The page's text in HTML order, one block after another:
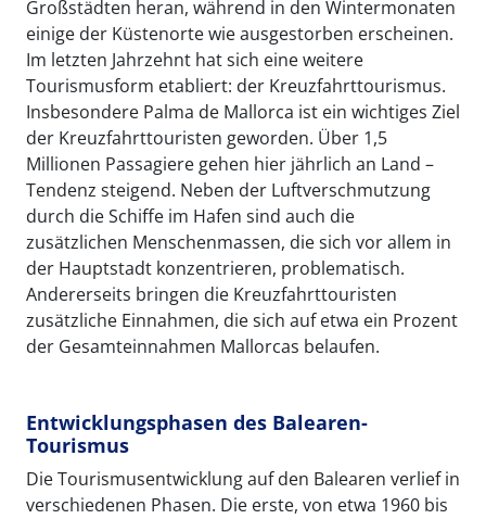
Großstädten heran, während in den Wintermonaten
einige der Küstenorte wie ausgestorben erscheinen.
Im letzten Jahrzehnt hat sich eine weitere
Tourismusform etabliert: der Kreuzfahrttourismus.
Insbesondere Palma de Mallorca ist ein wichtiges Ziel
der Kreuzfahrttouristen geworden. Über 1,5
Millionen Passagiere gehen hier jährlich an Land –
Tendenz steigend. Neben der Luftverschmutzung
durch die Schiffe im Hafen sind auch die
zusätzlichen Menschenmassen, die sich vor allem in
der Hauptstadt konzentrieren, problematisch.
Andererseits bringen die Kreuzfahrttouristen
zusätzliche Einnahmen, die sich auf etwa ein Prozent
der Gesamteinnahmen Mallorcas belaufen.
Entwicklungsphasen des Balearen-
Tourismus
Die Tourismusentwicklung auf den Balearen verlief in
verschiedenen Phasen. Die erste, von etwa 1960 bis